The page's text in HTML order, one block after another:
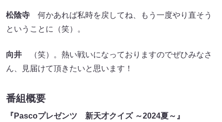
松陰寺 何かあれば私時を戻してね、もう一度やり直そう
ということに（笑）。
向井 （笑）。熱い戦いになっておりますのでぜひみなさ
ん、見届けて頂きたいと思います！
番組概要
『Pascoプレゼンツ 新天才クイズ ～2024夏～』